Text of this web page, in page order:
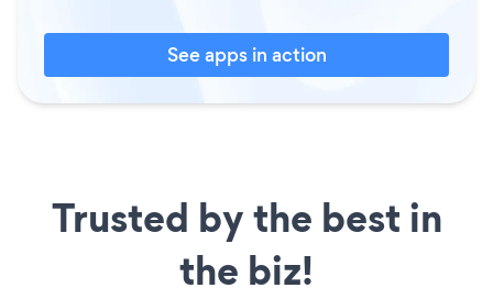
See apps in action
Trusted by the best in
the biz!